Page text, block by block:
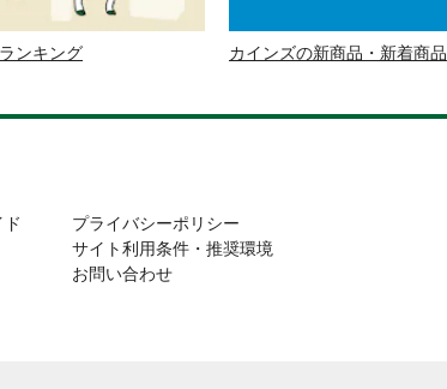
ンキング カインズの新商品・新着商品
プライバシーポリシー
サイト利用条件・推奨環境
お問い合わせ